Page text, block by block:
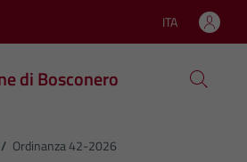
Lingua attiva:
ITA
di Bosconero
/ Ordinanza 42-2026